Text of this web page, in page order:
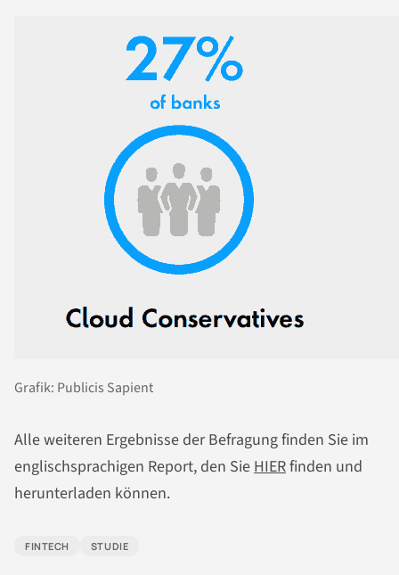
Grafik: Publicis Sapient
Alle weiteren Ergebnisse der Befragung finden Sie im
englischsprachigen Report, den Sie HIERfinden und
herunterladen können.
FINTECH STUDIE